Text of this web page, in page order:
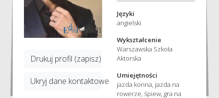
Drukuj profil (zapisz)
Ukryj dane kontaktowe
Języki
angielski
Wykształcenie
Warszawska Szkoła
Aktorska
Umiejętności
jazda konna, jazda na
rowerze, śpiew, gra na